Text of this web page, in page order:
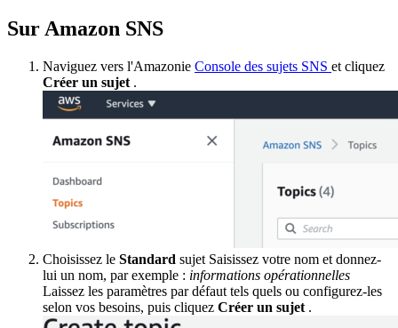
Sur Amazon SNS
Naviguez vers l'Amazonie Console des sujets SNS et cliquez
Créer un sujet .
Choisissez le Standard sujet Saisissez votre nom et donnez-
lui un nom, par exemple : informations opérationnelles
Laissez les paramètres par défaut tels quels ou configurez-les
selon vos besoins, puis cliquez Créer un sujet .